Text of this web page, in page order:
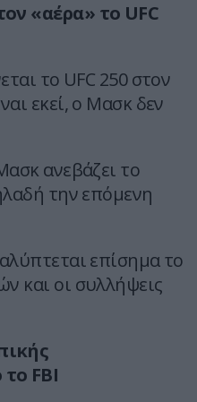
«αέρα» το UFC
το UFC 250 στον
εκεί, ο Μασκ δεν
ανεβάζει το
την επόμενη
επίσημα το
και οι συλλήψεις
FBI